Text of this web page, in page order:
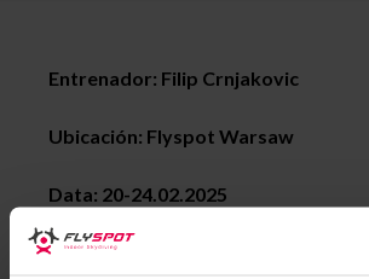
Entrenador: Filip Crnjakovic
Ubicación: Flyspot Warsaw
Data: 20-24.02.2025
¡Filip Crnjakovic, campeón de vuelo